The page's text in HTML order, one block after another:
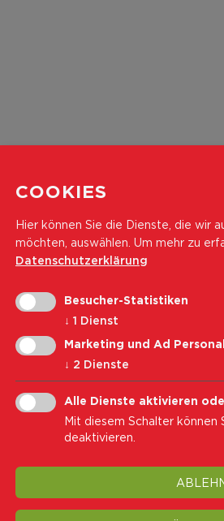
COOKIES
Hier können Sie die Dienste, die wir
möchten, auswählen. Um mehr zu
Datenschutzerklärung
Besucher-Statistiken
↓ 1 Dienst
Marketing und Ad
↓ 2 Dienste
Alle Dienste aktivieren
Mit diesem Schalter
deaktivieren.